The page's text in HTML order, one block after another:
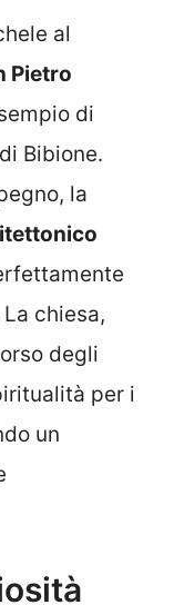
al
Pietro
di
Bibione.
la
chiesa,
degli
per i
un